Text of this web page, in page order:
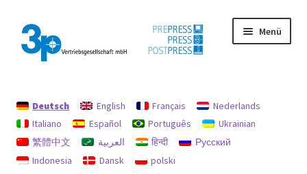
Zur
Navigation
springen
Zum
Inhalt
springen
Menü
Datenschutz
Gebrauchtmaschinen
Deutsch English Français
Nederlands
Italiano
Español Português
Ukrainian
繁體中文
العربية हिन्दी
Русский
Indonesia
Dansk polski